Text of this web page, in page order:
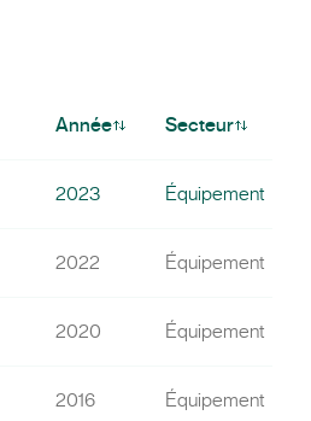
Année Secteur
2023 Équipement
2022 Équipement
2020 Équipement
2016 Équipement